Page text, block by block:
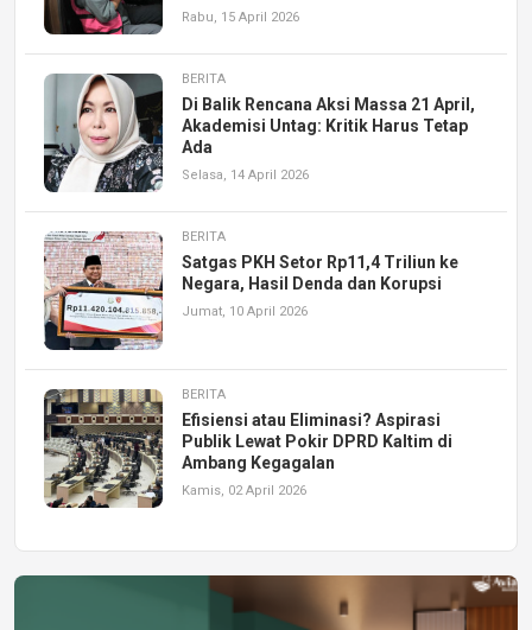
Rabu, 15 April 2026
BERITA
Di Balik Rencana Aksi Massa 21 April,
Akademisi Untag: Kritik Harus Tetap
Ada
Selasa, 14 April 2026
BERITA
Satgas PKH Setor Rp11,4 Triliun ke
Negara, Hasil Denda dan Korupsi
Jumat, 10 April 2026
BERITA
Efisiensi atau Eliminasi? Aspirasi
Publik Lewat Pokir DPRD Kaltim di
Ambang Kegagalan
Kamis, 02 April 2026